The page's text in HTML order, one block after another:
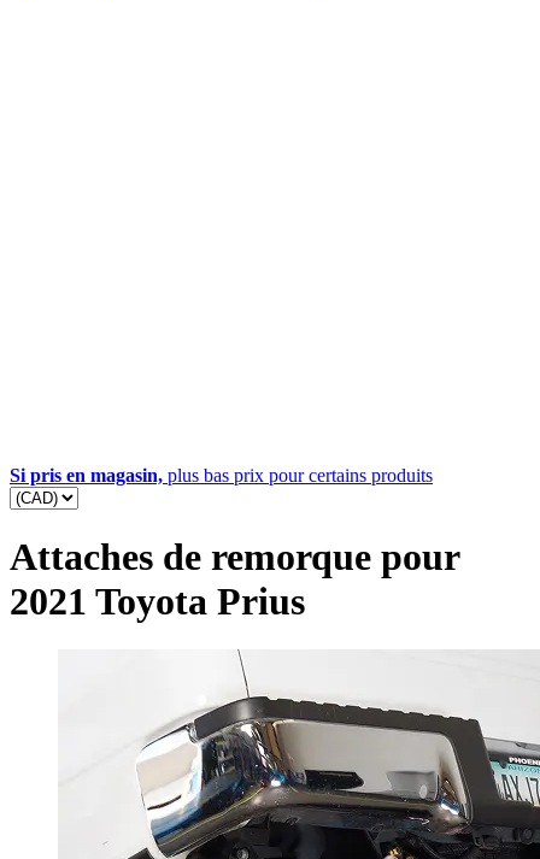
Si pris en magasin, plus bas prix pour certains produits
Attaches de remorque pour
2021 Toyota Prius